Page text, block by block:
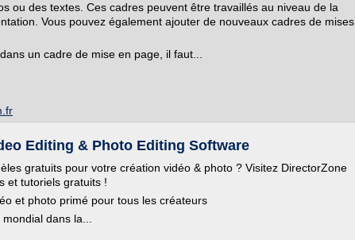
ou des textes. Ces cadres peuvent être travaillés au niveau de la
Vous pouvez également ajouter de nouveaux cadres de mises
un cadre de mise en page, il faut...
Editing & Photo Editing Software
gratuits pour votre création vidéo & photo ? Visitez DirectorZone
et tutoriels gratuits !
et photo primé pour tous les créateurs
dans la...